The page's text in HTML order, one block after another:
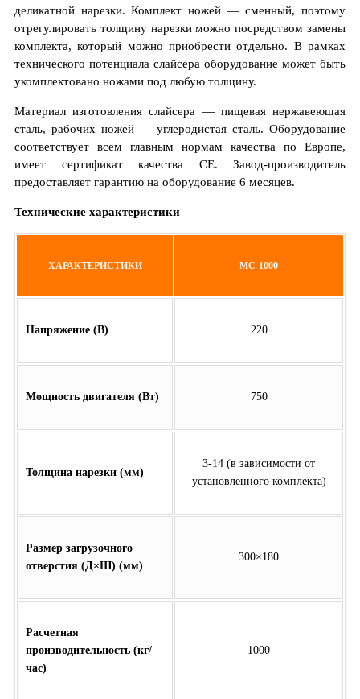
деликатной нарезки. Комплект ножей — сменный, поэтому
отрегулировать толщину нарезки можно посредством замены
комплекта, который можно приобрести отдельно. В рамках
технического потенциала слайсера оборудование может быть
укомплектовано ножами под любую толщину.
Материал изготовления слайсера — пищевая нержавеющая
сталь, рабочих ножей — углеродистая сталь. Оборудование
соответствует всем главным нормам качества по Европе,
имеет сертификат качества СЕ. Завод-производитель
предоставляет гарантию на оборудование 6 месяцев.
Технические характеристики
ХАРАКТЕРИСТИКИ МС-1000
Напряжение (В) 220
Мощность двигателя (Вт) 750
Толщина нарезки (мм)
3-14 (в зависимости от
установленного комплекта)
Размер загрузочного
отверстия (Д×Ш) (мм)
300×180
Расчетная
производительность (кг/
час)
1000